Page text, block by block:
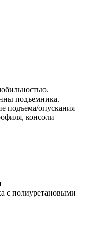
подъемника.
подъема/опускания
консоли
с полиуретановыми